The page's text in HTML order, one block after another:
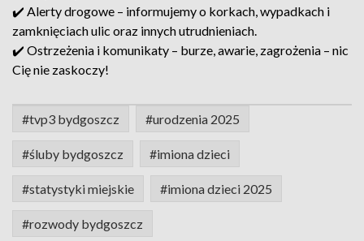
✔️ Alerty drogowe – informujemy o korkach, wypadkach i
zamknięciach ulic oraz innych utrudnieniach.
✔️ Ostrzeżenia i komunikaty – burze, awarie, zagrożenia – nic
Cię nie zaskoczy!
#tvp3 bydgoszcz #urodzenia 2025
#śluby bydgoszcz #imiona dzieci
#statystyki miejskie #imiona dzieci 2025
#rozwody bydgoszcz